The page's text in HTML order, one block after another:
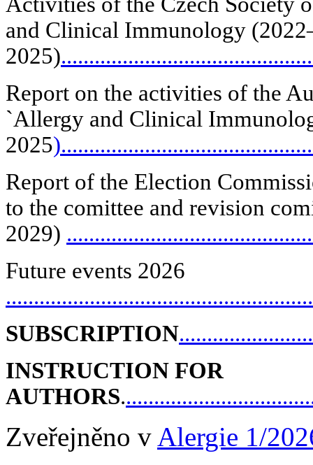
and Clinical Immunology
2025)
Report on the activities of the
`Allergy and Clinical
2025
Report of the Election
to the comittee and revision
2029)
Future events 2026
SUBSCRIPTION
INSTRUCTION FOR
AUTHORS.
Zveřejněno v Alergie 1/